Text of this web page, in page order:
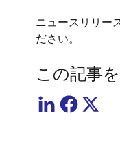
ニュースリリー
ださい。
この記事